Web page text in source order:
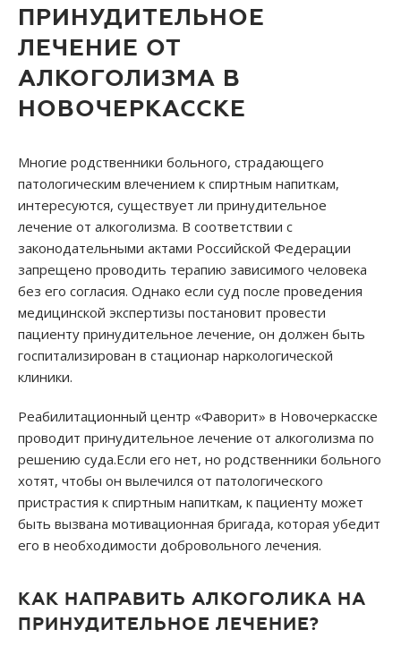
ПРИНУДИТЕЛЬНОЕ
ЛЕЧЕНИЕ ОТ
АЛКОГОЛИЗМА В
НОВОЧЕРКАССКЕ
Многие родственники больного, страдающего
патологическим влечением к спиртным напиткам,
интересуются, существует ли принудительное
лечение от алкоголизма. В соответствии с
законодательными актами Российской Федерации
запрещено проводить терапию зависимого человека
без его согласия. Однако если суд после проведения
медицинской экспертизы постановит провести
пациенту принудительное лечение, он должен быть
госпитализирован в стационар наркологической
клиники.
Реабилитационный центр «Фаворит» в Новочеркасске
проводит принудительное лечение от алкоголизма по
решению суда.Если его нет, но родственники больного
хотят, чтобы он вылечился от патологического
пристрастия к спиртным напиткам, к пациенту может
быть вызвана мотивационная бригада, которая убедит
его в необходимости добровольного лечения.
КАК НАПРАВИТЬ АЛКОГОЛИКА НА
ПРИНУДИТЕЛЬНОЕ ЛЕЧЕНИЕ?